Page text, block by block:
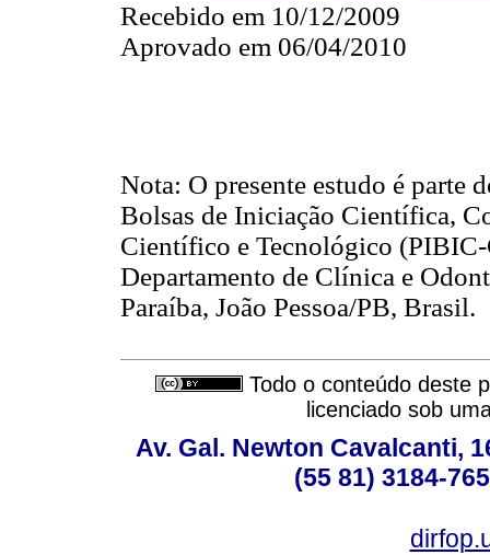
Recebido em 10/12/2009
Aprovado em 06/04/2010
Nota: O presente estudo é parte
Bolsas de Iniciação Científica,
Científico e Tecnológico
Departamento de Clínica e
Paraíba, João Pessoa/PB, Brasil.
Todo o conteúdo deste
licenciado sob
Av. Gal. Newton Cavalcanti,
(55 81) 3184-